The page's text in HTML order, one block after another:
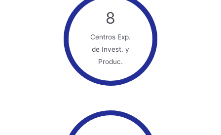
8
Centros Exp.
de Invest. y
Produc.